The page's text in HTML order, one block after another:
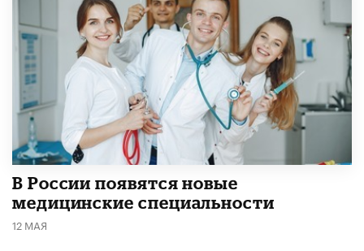
В России появятся новые
медицинские специальности
12 МАЯ